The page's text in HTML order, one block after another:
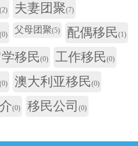
(2) 夫妻团聚(7)
(0) 父母团聚(5) 配偶移民(1)
移民(0) 工作移民(0)
(0) 澳大利亚移民(0)
(0) 移民公司 (0)